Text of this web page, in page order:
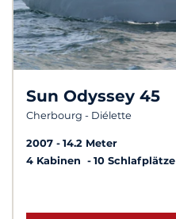
Sun Odyssey 45
Cherbourg - Diélette
2007
14.2 Meter
4 Kabinen
10 Schlafplätze